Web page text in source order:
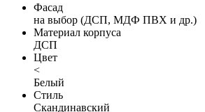
Фасад
на выбор (ДСП, МДФ ПВХ и др.)
Материал корпуса
ДСП
Цвет
<
Белый
Стиль
Скандинавский